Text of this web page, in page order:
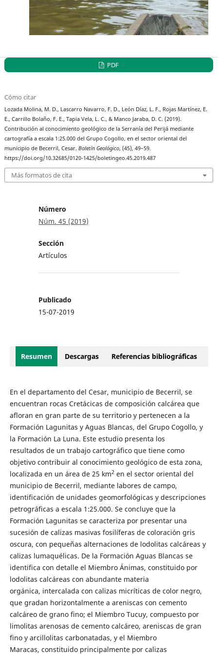
PDF
Cómo citar
Lozada Molina, M. D., Lascarro Navarro, F. D., León Díaz, L. F., Rojas Martínez, E.
E., Carrillo Bolaño, F. E., Tapia Vela, L. C., & Manco Jaraba, D. C. (2019).
Contribución al conocimiento geológico de la Serranía del Perijá mediante
cartografía a escala 1:25.000 del Grupo Cogollo, en el sector oriental del
municipio de Becerril, Cesar.Boletín Geológico, (45), 49–59.
https://doi.org/10.32685/0120-1425/boletingeo.45.2019.487
Más formatos de cita
Número
Núm. 45 (2019)
Sección
Artículos
Publicado
15-07-2019
Resumen Descargas Referencias bibliográficas
En el departamento del Cesar, municipio de Becerril, se
encuentran rocas Cretácicas de composición calcárea que
afloran en gran parte de su territorio y pertenecen a la
Formación Lagunitas y Aguas Blancas, del Grupo Cogollo, y
la Formación La Luna. Este estudio presenta los
resultados de un trabajo cartográfico que tiene como
objetivo contribuir al conocimiento geológico de esta zona,
localizada en un área de 25 km2en el sector oriental del
municipio de Becerril, mediante labores de campo,
identificación de unidades geomorfológicas y descripciones
petrográficas a escala 1:25.000. Se concluye que la
Formación Lagunitas se caracteriza por presentar una
sucesión de calizas masivas fosilíferas de coloración gris
oscura, con pequeñas alternaciones de lodolitas calcáreas y
calizas lumaquélicas. De la Formación Aguas Blancas se
identifica con detalle el Miembro Ánimas, constituido por
lodolitas calcáreas con abundante materia
orgánica, intercalada con calizas micríticas de color negro,
que gradan horizontalmente a areniscas con cemento
calcáreo de grano fino; el Miembro Tucuy, compuesto por
limolitas arenosas de cemento calcáreo, areniscas de gran
fino y arcillolitas carbonatadas, y el Miembro
Maracas, constituido principalmente por calizas